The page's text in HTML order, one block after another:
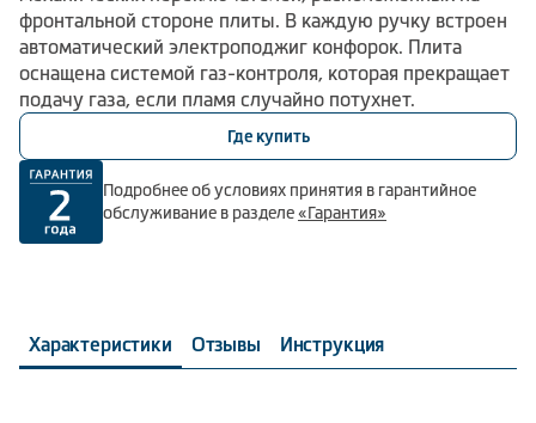
фронтальной стороне плиты. В каждую ручку встроен
автоматический электроподжиг конфорок. Плита
оснащена системой газ-контроля, которая прекращает
подачу газа, если пламя случайно потухнет.
Где купить
Подробнее об условиях принятия в гарантийное
обслуживание в разделе«Гарантия»
Характеристики Отзывы Инструкция